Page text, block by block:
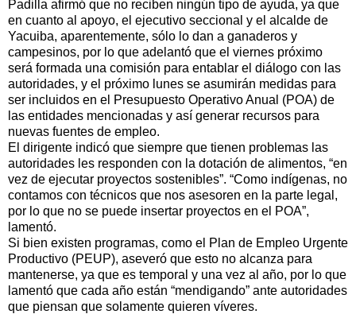
Padilla afirmó que no reciben ningún tipo de ayuda, ya que
en cuanto al apoyo, el ejecutivo seccional y el alcalde de
Yacuiba, aparentemente, sólo lo dan a ganaderos y
campesinos, por lo que adelantó que el viernes próximo
será formada una comisión para entablar el diálogo con las
autoridades, y el próximo lunes se asumirán medidas para
ser incluidos en el Presupuesto Operativo Anual (POA) de
las entidades mencionadas y así generar recursos para
nuevas fuentes de empleo.
El dirigente indicó que siempre que tienen problemas las
autoridades les responden con la dotación de alimentos, “en
vez de ejecutar proyectos sostenibles”. “Como indígenas, no
contamos con técnicos que nos asesoren en la parte legal,
por lo que no se puede insertar proyectos en el POA”,
lamentó.
Si bien existen programas, como el Plan de Empleo Urgente
Productivo (PEUP), aseveró que esto no alcanza para
mantenerse, ya que es temporal y una vez al año, por lo que
lamentó que cada año están “mendigando” ante autoridades
que piensan que solamente quieren víveres.